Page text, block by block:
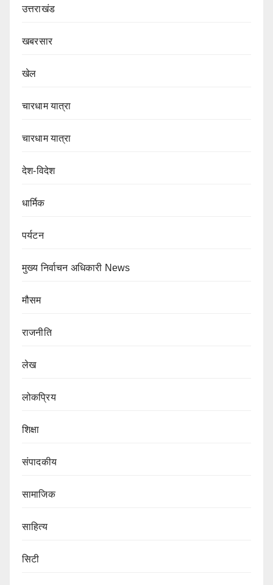
उत्तराखंड
खबरसार
खेल
चारधाम यात्रा
चारधाम यात्रा
देश-विदेश
धार्मिक
पर्यटन
मुख्य निर्वाचन अधिकारी News
मौसम
राजनीति
लेख
लोकप्रिय
शिक्षा
संपादकीय
सामाजिक
साहित्य
सिटी